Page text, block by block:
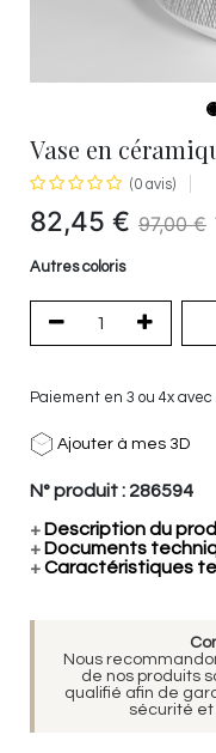
Vase en
(0 avis)
82,45 € 97,00€
Autres coloris
Paiement en 3 ou 4x avec
Ajouter à mes 3D
N° produit : 286594
+ Description du
+ Documents
+Caractéristiques
Nous
de nos produits
qualifié afin de
sécurité et